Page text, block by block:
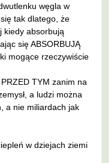
węgla w
tak dlatego, że
kiedy absorbują
się ABSORBUJĄ
mogące rzeczywiście
TYM zanim na
a ludzi można
a nie miliardach jak
w dziejach ziemi